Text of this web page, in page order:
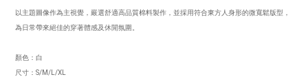
以主題圖像作為主視覺，嚴選舒適高品質棉料製作，並採用符合東方人身形的微寬鬆版型，
為日常帶來絕佳的穿著體感及休閒氛圍。
顏色：白
尺寸：S/M/L/XL